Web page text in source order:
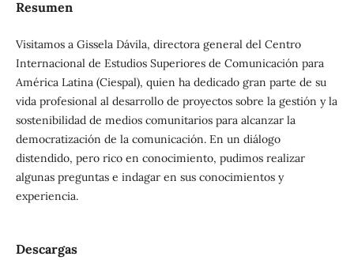
Resumen
Visitamos a Gissela Dávila, directora general del Centro
Internacional de Estudios Superiores de Comunicación para
América Latina (Ciespal), quien ha dedicado gran parte de su
vida profesional al desarrollo de proyectos sobre la gestión y la
sostenibilidad de medios comunitarios para alcanzar la
democratización de la comunicación. En un diálogo
distendido, pero rico en conocimiento, pudimos realizar
algunas preguntas e indagar en sus conocimientos y
experiencia.
Descargas